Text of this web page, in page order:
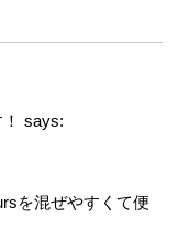
says:
を混ぜやすくて便